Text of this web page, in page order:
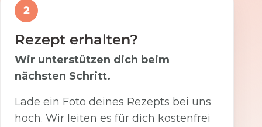
2
Rezept erhalten?
Wir unterstützen dich beim
nächsten Schritt.
Lade ein Foto deines Rezepts bei uns
hoch. Wir leiten es für dich kostenfrei